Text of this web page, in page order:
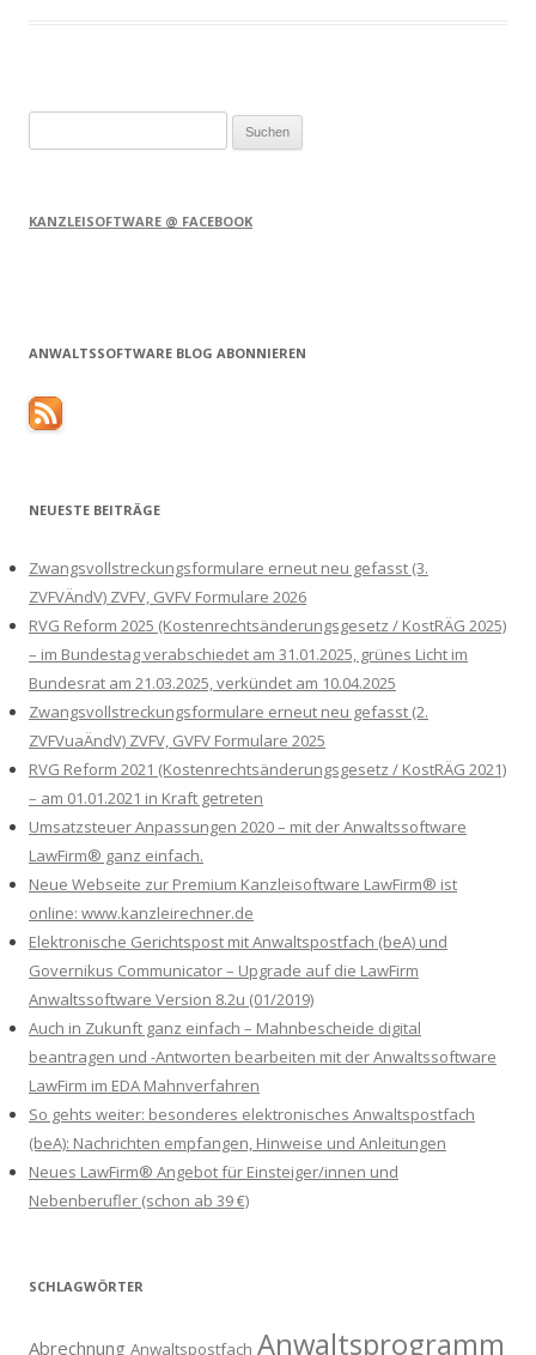
nach:
KANZLEISOFTWARE @ FACEBOOK
ANWALTSSOFTWARE BLOG ABONNIEREN
NEUESTE BEITRÄGE
Zwangsvollstreckungsformulare erneut neu gefasst (3.
ZVFVÄndV) ZVFV, GVFV Formulare 2026
RVG Reform 2025 (Kostenrechtsänderungsgesetz / KostRÄG 2025)
– im Bundestag verabschiedet am 31.01.2025, grünes Licht im
Bundesrat am 21.03.2025, verkündet am 10.04.2025
Zwangsvollstreckungsformulare erneut neu gefasst (2.
ZVFVuaÄndV) ZVFV, GVFV Formulare 2025
RVG Reform 2021 (Kostenrechtsänderungsgesetz / KostRÄG 2021)
– am 01.01.2021 in Kraft getreten
Umsatzsteuer Anpassungen 2020 – mit der Anwaltssoftware
LawFirm® ganz einfach.
Neue Webseite zur Premium Kanzleisoftware LawFirm® ist
online: www.kanzleirechner.de
Elektronische Gerichtspost mit Anwaltspostfach (beA) und
Governikus Communicator – Upgrade auf die LawFirm
Anwaltssoftware Version 8.2u (01/2019)
Auch in Zukunft ganz einfach – Mahnbescheide digital
beantragen und -Antworten bearbeiten mit der Anwaltssoftware
LawFirm im EDA Mahnverfahren
So gehts weiter: besonderes elektronisches Anwaltspostfach
(beA): Nachrichten empfangen, Hinweise und Anleitungen
Neues LawFirm® Angebot für Einsteiger/innen und
Nebenberufler (schon ab 39 €)
SCHLAGWÖRTER
Abrechnung Anwaltspostfach Anwaltsprogramm